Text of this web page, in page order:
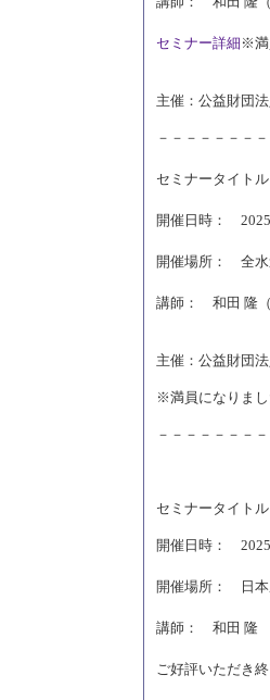
セミナー詳細 ※満
主催：公益財団
－－－－－－－
セミナータイト
開催日時： 2025
開催場所： 全水
講師： 和田 隆（
主催：公益財団
※満員になりまし
－－－－－－－
セミナータイト
開催日時： 2025
開催場所： 日
講師： 和田 隆
ご好評いただき終